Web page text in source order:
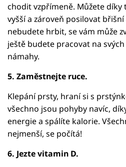
chodit vzpřímeně. Můžete
vyšší a zároveň posilovat
nebudete hrbit, se vám může
ještě budete pracovat na
námahy.
5. Zaměstnejte ruce.
Klepání prsty, hraní si s
všechno jsou pohyby navíc,
energie a spálíte kalorie.
nejmenší, se počítá!
6. Jezte vitamin D.